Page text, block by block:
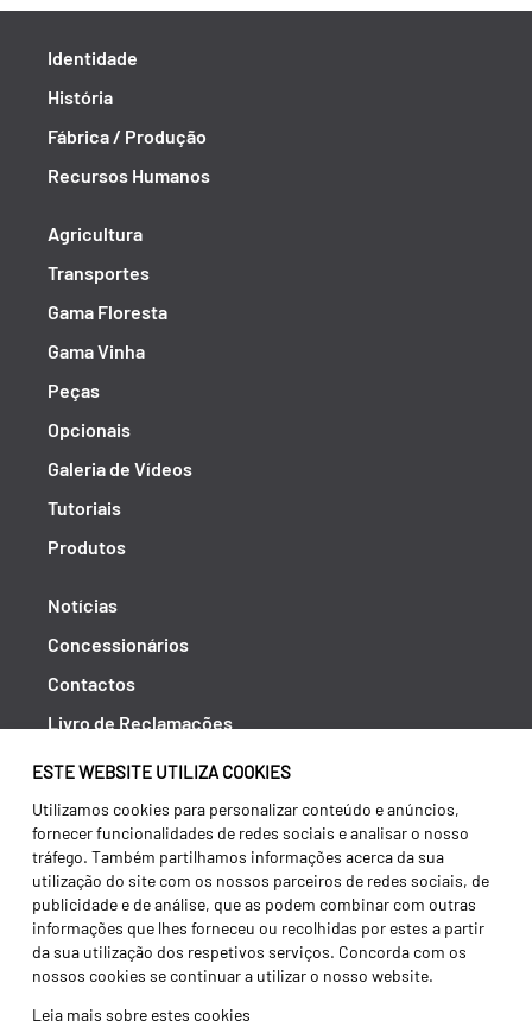
ESTE WEBSITE UTILIZA COOKIES
Utilizamos cookies para personalizar conteúdo e anúncios,
fornecer funcionalidades de redes sociais e analisar o nosso
tráfego. Também partilhamos informações acerca da sua
utilização do site com os nossos parceiros de redes sociais, de
publicidade e de análise, que as podem combinar com outras
informações que lhes forneceu ou recolhidas por estes a partir
da sua utilização dos respetivos serviços. Concorda com os
nossos cookies se continuar a utilizar o nosso website.
Leia mais sobre estes cookies
Identidade
História
Fábrica / Produção
Recursos Humanos
Agricultura
Transportes
Gama Floresta
Gama Vinha
Peças
Opcionais
Galeria de Vídeos
Tutoriais
Produtos
Notícias
Concessionários
Contactos
Livro de Reclamações
Política de Privacidade
Canal de Denúncias (RGPC)
Termos e condições